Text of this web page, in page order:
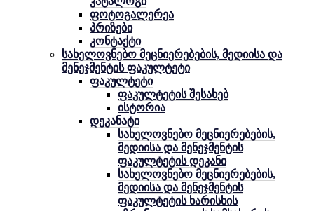
ფოტოგალერეა
პრიზები
კონტაქტი
სახელოვნებო მეცნიერებების, მედიისა და
მენეჯმენტის ფაკულტეტი
ფაკულტეტი
ფაკულტეტის შესახებ
ისტორია
დეკანატი
სახელოვნებო მეცნიერებების,
მედიისა და მენეჯმენტის
ფაკულტეტის დეკანი
სახელოვნებო მეცნიერებების,
მედიისა და მენეჯმენტის
ფაკულტეტის ხარისხის